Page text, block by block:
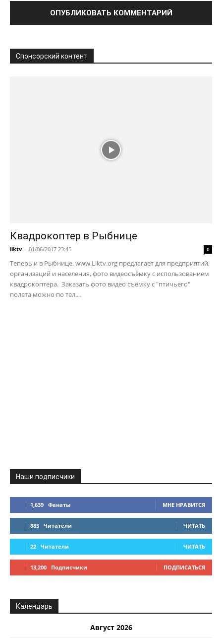
Спонсорский контент
Квадрокоптер в Рыбнице
liktv - 01/06/2017 23:45 0
Теперь и в Рыбнице. www.Liktv.org предлагает для предприятий,
организаций и населения, фото видеосъёмку с использованием
квадрокоптера. Заказать фото видео съёмку с "птичьего"
полета можно по тел....
Наши подписчики
1,639 Фанаты МНЕ НРАВИТСЯ
883 Читатели ЧИТАТЬ
22 Читатели ЧИТАТЬ
13,200 Подписчики ПОДПИСАТЬСЯ
Календарь
Август 2026